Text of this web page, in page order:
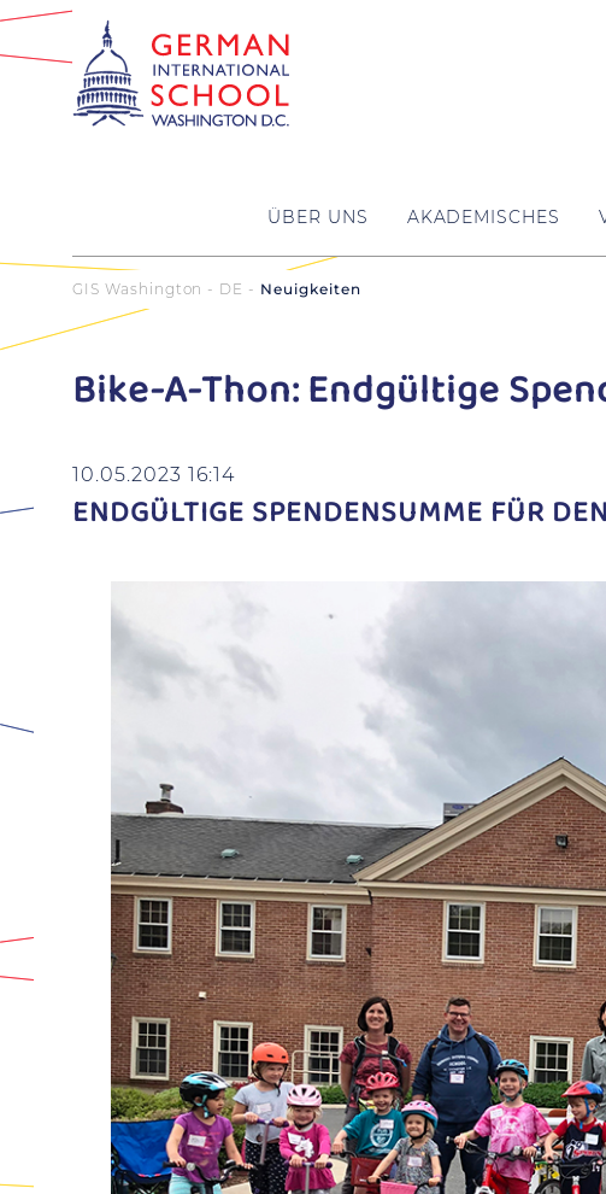
ÜBER UNS AKADEMISCHES
GIS Washington - DE Neuigkeiten
Bike-A-Thon: Endgültige
10.05.2023 16:14
ENDGÜLTIGE SPENDENSUMME FÜR